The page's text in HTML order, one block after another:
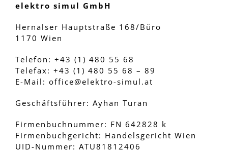
elektro simul GmbH
Hernalser Hauptstraße 168/Büro
1170 Wien
Telefon: +43 (1) 480 55 68
Telefax: +43 (1) 480 55 68 – 89
E-Mail: office@elektro-simul.at
Geschäftsführer: Ayhan Turan
Firmenbuchnummer: FN 642828 k
Firmenbuchgericht: Handelsgericht Wien
UID-Nummer: ATU81812406